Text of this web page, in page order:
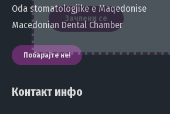
Oda stomatologjike e Maqedonise
Macedonian Dental Chamber
Побарајте не!
Контакт инфо